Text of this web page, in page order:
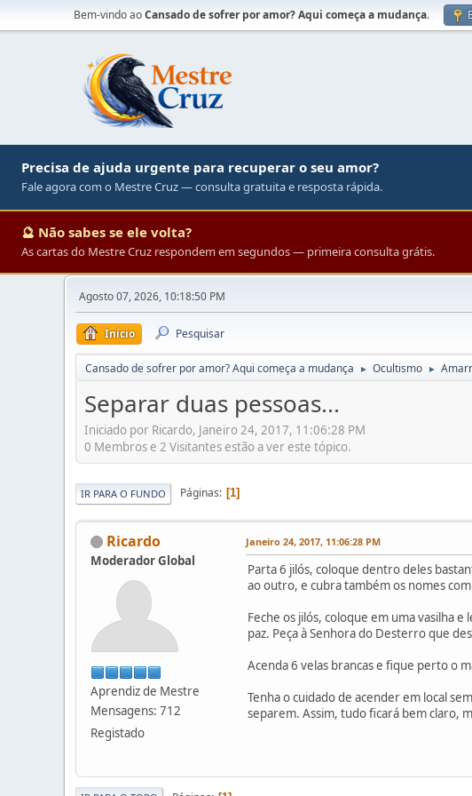
Bem-vindo aoCansado de sofrer por amor? Aqui começa a mudança.
Precisa de ajuda urgente para recuperar o seu amor?
Fale agora com o Mestre Cruz — consulta gratuita e resposta rápida.
🔮 Não sabes se ele volta?
As cartas do Mestre Cruz respondem em segundos — primeira consulta grátis.
Agosto 07, 2026, 10:18:50 PM
Início Pesquisar
Cansado de sofrer por amor? Aqui começa a mudança ► Ocultismo ►
Separar duas pessoas...
Iniciado por Ricardo, Janeiro 24, 2017, 11:06:28 PM
0 Membros e 2 Visitantes estão a ver este tópico.
IR PARA O FUNDO Páginas 1
Ricardo
Moderador Global
Aprendiz de Mestre
Mensagens: 712
Registado
Janeiro 24, 2017, 11:06:28 PM
Parta 6 jilós, coloque dentro deles
ao outro, e cubra também os nomes
Feche os jilós, coloque em uma vasilha
paz. Peça à Senhora do Desterro que
Acenda 6 velas brancas e fique perto o
Tenha o cuidado de acender em local
separem. Assim, tudo ficará bem claro,